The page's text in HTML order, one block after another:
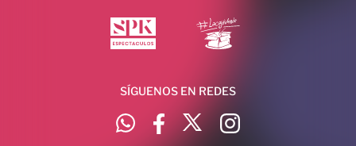
SÍGUENOS EN REDES